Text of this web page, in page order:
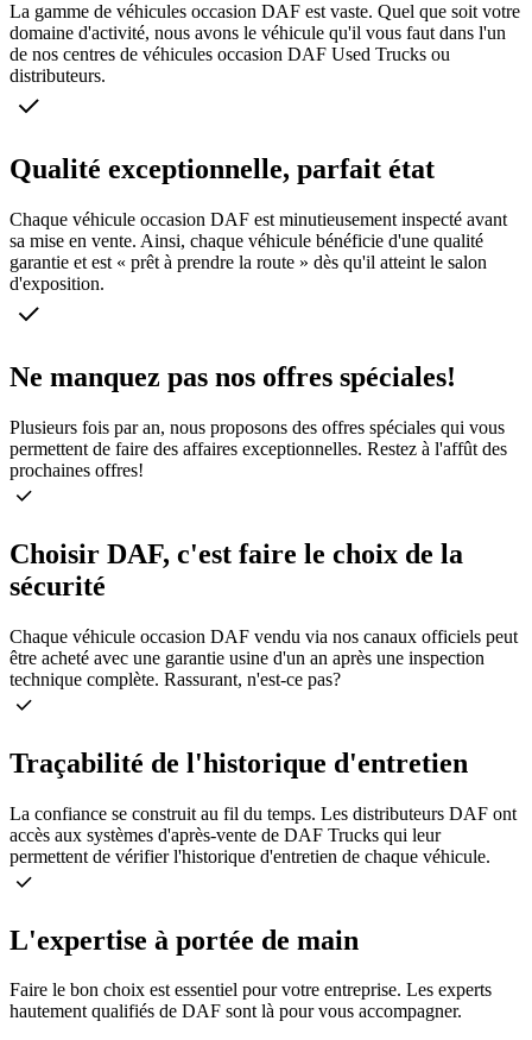
La gamme de véhicules occasion DAF est vaste. Quel que soit votre
domaine d'activité, nous avons le véhicule qu'il vous faut dans l'un
de nos centres de véhicules occasion DAF Used Trucks ou
distributeurs.
Qualité exceptionnelle, parfait état
Chaque véhicule occasion DAF est minutieusement inspecté avant
sa mise en vente. Ainsi, chaque véhicule bénéficie d'une qualité
garantie et est « prêt à prendre la route » dès qu'il atteint le salon
d'exposition.
Ne manquez pas nos offres spéciales!
Plusieurs fois par an, nous proposons des offres spéciales qui vous
permettent de faire des affaires exceptionnelles. Restez à l'affût des
prochaines offres!
Choisir DAF, c'est faire le choix de la
sécurité
Chaque véhicule occasion DAF vendu via nos canaux officiels peut
être acheté avec une garantie usine d'un an après une inspection
technique complète. Rassurant, n'est-ce pas?
Traçabilité de l'historique d'entretien
La confiance se construit au fil du temps. Les distributeurs DAF ont
accès aux systèmes d'après-vente de DAF Trucks qui leur
permettent de vérifier l'historique d'entretien de chaque véhicule.
L'expertise à portée de main
Faire le bon choix est essentiel pour votre entreprise. Les experts
hautement qualifiés de DAF sont là pour vous accompagner.